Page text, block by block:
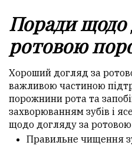
Поради щодо
ротовою
Хороший догляд за
важливою частиною
порожнини рота та
захворюванням зубів і
щодо догляду за
Правильне чищення